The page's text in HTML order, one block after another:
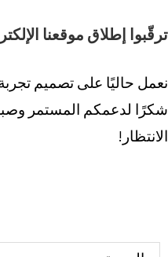
ترقّبوا إطلاق موقعنا
نعمل حاليًا على تصميم
شكرًا لدعمكم المستمر
الانتظار!